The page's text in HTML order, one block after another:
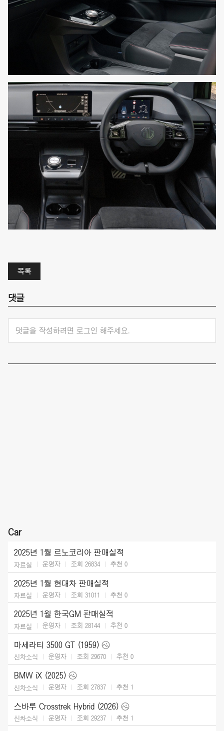
목록
댓글
댓글을 작성하려면 로그인 해주세요.
Car
2025년 1월 르노코리아 판매실적
자료실 운영자 조회 26834 추천 0
2025년 1월 현대차 판매실적
자료실 운영자 조회 31011 추천 0
2025년 1월 한국GM 판매실적
자료실 운영자 조회 28144 추천 0
마세라티 3500 GT (1959)
신차소식 운영자 조회 29670 추천 0
BMW iX (2025)
신차소식 운영자 조회 27837 추천 1
스바루 Crosstrek Hybrid (2026)
신차소식 운영자 조회 29237 추천 1